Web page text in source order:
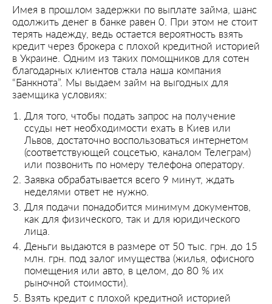
Имея в прошлом задержки по выплате займа, шанс
одолжить денег в банке равен 0. При этом не стоит
терять надежду, ведь остается вероятность взять
кредит через брокера с плохой кредитной историей
в Украине. Одним из таких помощников для сотен
благодарных клиентов стала наша компания
“Банкнота”. Мы выдаем займ на выгодных для
заемщика условиях:
Для того, чтобы подать запрос на получение
ссуды нет необходимости ехать в Киев или
Львов, достаточно воспользоваться интернетом
(соответствующей соцсетью, каналом Телеграм)
или позвонить по номеру телефона оператору.
Заявка обрабатывается всего 9 минут, ждать
неделями ответ не нужно.
Для подачи понадобится минимум документов,
как для физического, так и для юридического
лица.
Деньги выдаются в размере от 50 тыс. грн. до 15
млн. грн. под залог имущества (жилья, офисного
помещения или авто, в целом, до 80 % их
рыночной стоимости).
Взять кредит с плохой кредитной историей